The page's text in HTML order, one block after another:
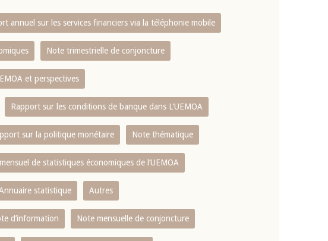
annuel sur les services financiers via la téléphonie mobile
Note trimestrielle de conjoncture
et perspectives
Rapport sur les conditions de banque dans L‘UEMOA
sur la politique monétaire Note thématique
de statistiques économiques de l‘UEMOA
statistique Autres
d’information Note mensuelle de conjoncture